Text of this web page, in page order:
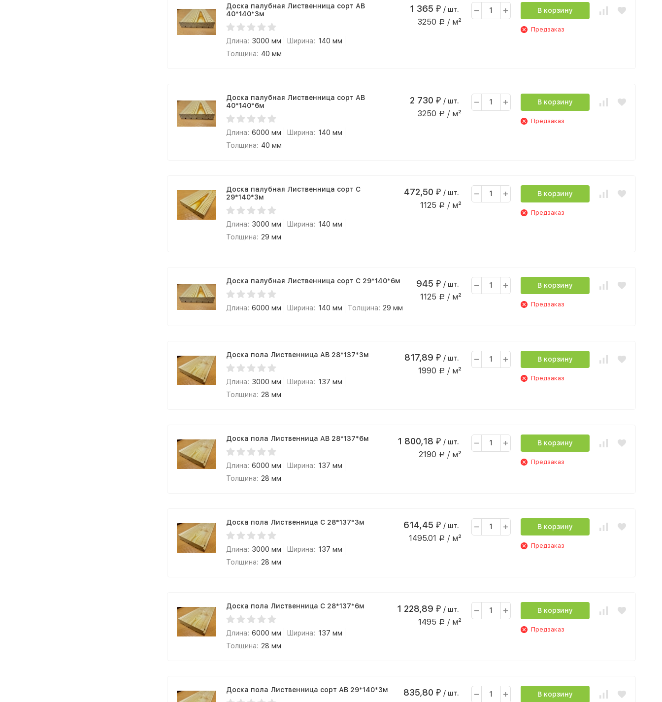
Доска палубная Лиственница сорт АВ
40*140*3м
Длина: 3000 мм Ширина: 140 мм
Толщина: 40 мм
1 365 ₽ / шт.
3250 Р / м²
В корзину
Предзаказ
Доска палубная Лиственница сорт АВ
40*140*6м
Длина: 6000 мм Ширина: 140 мм
Толщина: 40 мм
2 730 ₽ / шт.
3250 Р / м²
В корзину
Предзаказ
Доска палубная Лиственница сорт С
29*140*3м
Длина: 3000 мм Ширина: 140 мм
Толщина: 29 мм
472,50 ₽ / шт.
1125 Р / м²
В корзину
Предзаказ
Доска палубная Лиственница сорт С 29*140*6м
Длина: 6000 мм Ширина: 140 мм Толщина: 29 мм
945 ₽ / шт.
1125 Р / м²
В корзину
Предзаказ
Доска пола Лиственница АВ 28*137*3м
Длина: 3000 мм Ширина: 137 мм
Толщина: 28 мм
817,89 ₽ / шт.
1990 Р / м²
В корзину
Предзаказ
Доска пола Лиственница АВ 28*137*6м
Длина: 6000 мм Ширина: 137 мм
Толщина: 28 мм
1 800,18 ₽ / шт.
2190 Р / м²
В корзину
Предзаказ
Доска пола Лиственница С 28*137*3м
Длина: 3000 мм Ширина: 137 мм
Толщина: 28 мм
614,45 ₽ / шт.
1495.01 Р / м²
В корзину
Предзаказ
Доска пола Лиственница С 28*137*6м
Длина: 6000 мм Ширина: 137 мм
Толщина: 28 мм
1 228,89 ₽ / шт.
1495 Р / м²
В корзину
Предзаказ
Доска пола Лиственница сорт АВ 29*140*3м 835,80 ₽ / шт. В корзину